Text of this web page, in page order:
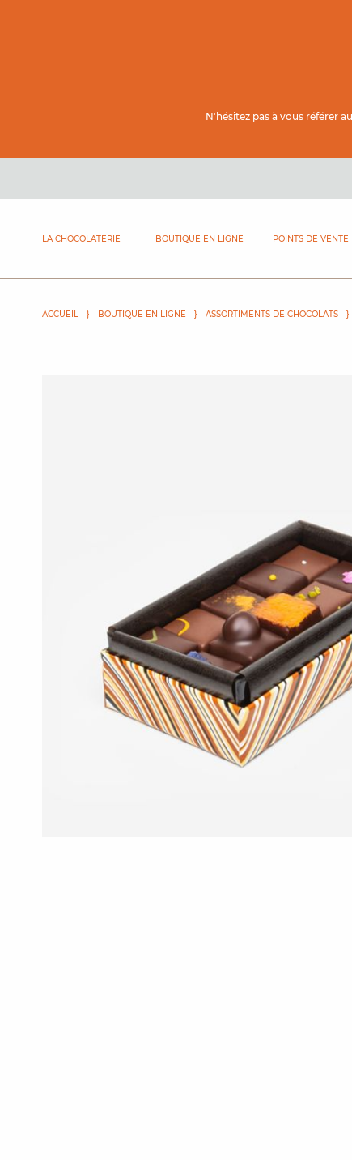
N'hésitez pas à vous référer
LA CHOCOLATERIE BOUTIQUE EN LIGNE POINTS DE VENTE
ACCUEIL BOUTIQUE EN LIGNE ASSORTIMENTS DE CHOCOLATS